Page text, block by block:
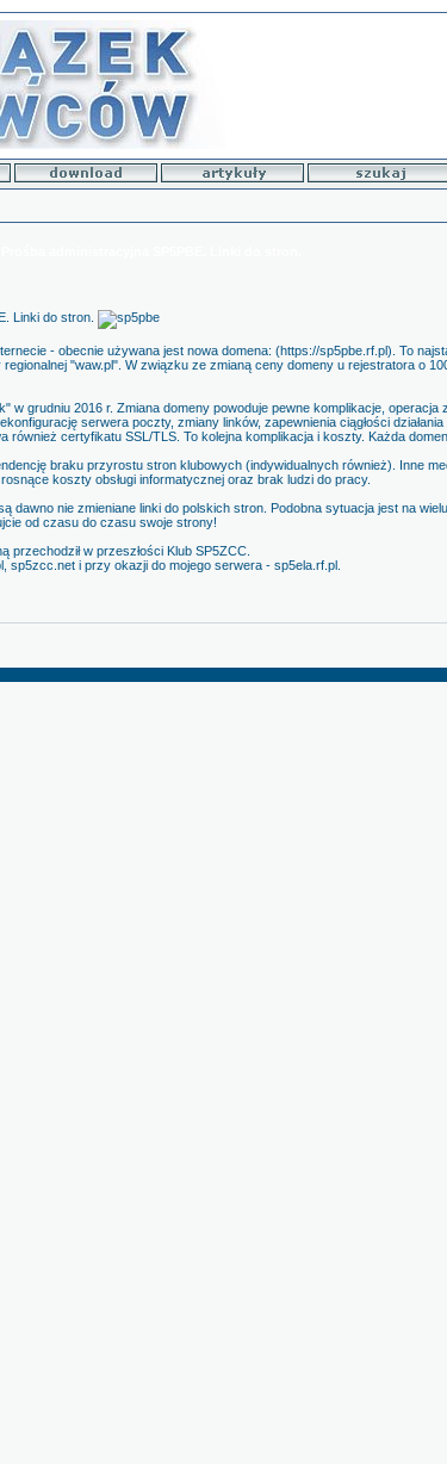
Linki do stron.
- obecnie używana jest nowa domena: (https://sp5pbe.rf.pl). To
"waw.pl". W związku ze zmianą ceny domeny u rejestratora o
w grudniu 2016 r. Zmiana domeny powoduje pewne komplikacje,
serwera poczty, zmiany linków, zapewnienia ciągłości
również certyfikatu SSL/TLS. To kolejna komplikacja i koszty. Każda
braku przyrostu stron klubowych (indywidualnych również). Inne
koszty obsługi informatycznej oraz brak ludzi do pracy.
dawno nie zmieniane linki do polskich stron. Podobna sytuacja jest na
od czasu do czasu swoje strony!
w przeszłości Klub SP5ZCC.
sp5zcc.net i przy okazji do mojego serwera - sp5ela.rf.pl.